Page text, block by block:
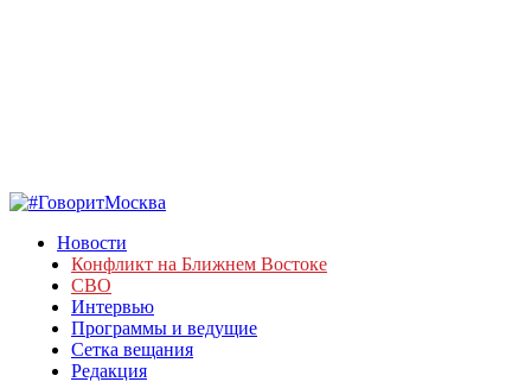
Новости
Конфликт на Ближнем Востоке
СВО
Интервью
Программы и ведущие
Сетка вещания
Редакция